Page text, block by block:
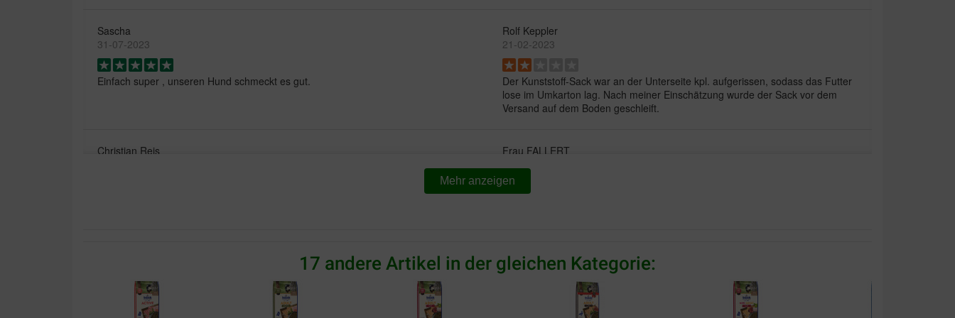
Sascha
31-07-2023
Einfach super , unseren Hund schmeckt es gut.
Rolf Keppler
21-02-2023
Der Kunststoff-Sack war an der Unterseite kpl. aufgerissen, sodass das Futter
lose im Umkarton lag. Nach meiner Einschätzung wurde der Sack vor dem
Versand auf dem Boden geschleift.
Christian Reis
Frau FALLERT
07-06-2024
rish
Mehr anzeigen
17 andere Artikel in der gleichen Kategorie: